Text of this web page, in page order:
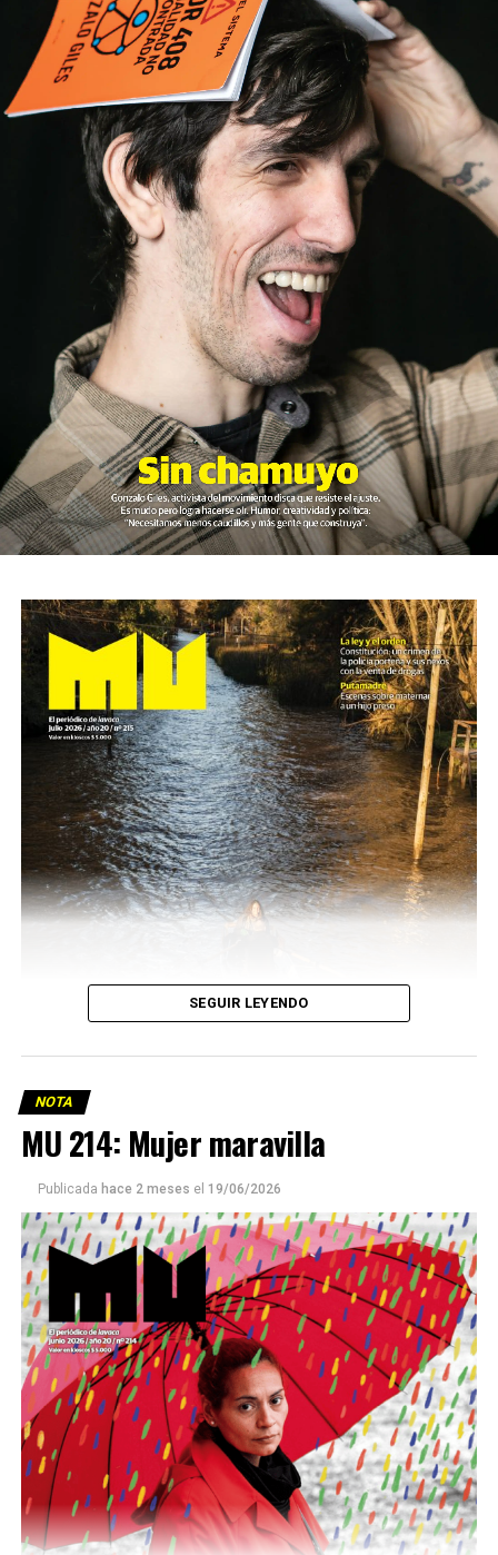
Este número 215 de MU ☝️viene con doble tapa, que
podría ser una frase:
Sin chamuyo, a remarla.
Descargar la Mu en PDF
SEGUIR LEYENDO
NOTA
MU 214: Mujer maravilla
Publicada hace 2 meses el 19/06/2026